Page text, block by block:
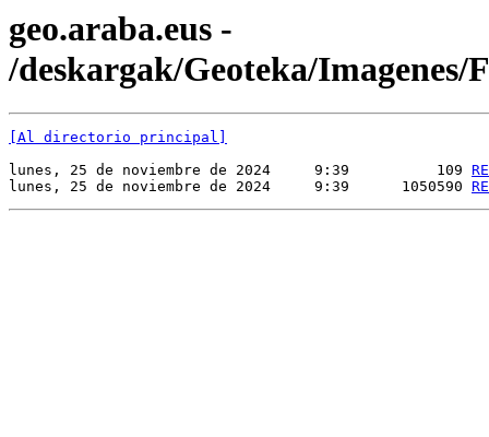
geo.araba.eus -
/deskargak/Geoteka/Imagenes/
[Al directorio principal]
lunes, 25 de noviembre de 2024     9:39          109
lunes, 25 de noviembre de 2024     9:39      1050590